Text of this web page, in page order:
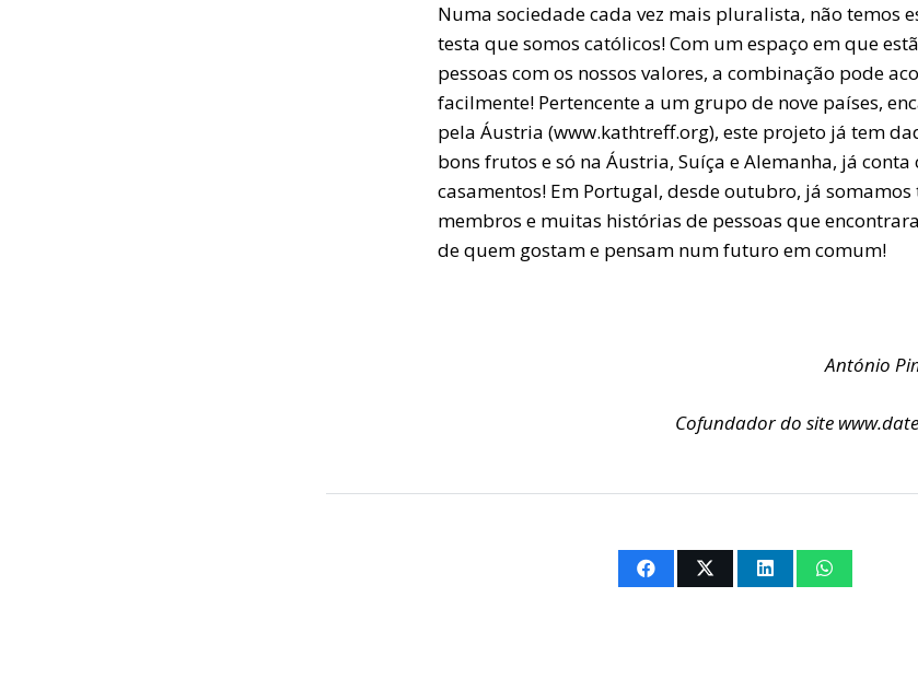
Numa sociedade cada vez mais pluralista, não temos
testa que somos católicos! Com um espaço em que
pessoas com os nossos valores, a combinação pode
facilmente! Pertencente a um grupo de nove países,
pela Áustria (www.kathtreff.org), este projeto já tem
bons frutos e só na Áustria, Suíça e Alemanha, já conta
casamentos! Em Portugal, desde outubro, já somamos
membros e muitas histórias de pessoas que
de quem gostam e pensam num futuro em comum!
António
Cofundador do site